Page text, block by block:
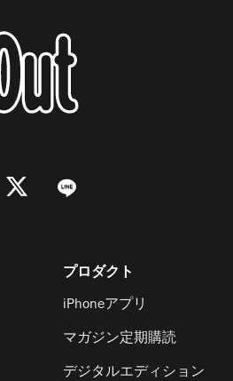
プロダクト
iPhoneアプリ
マガジン定期購読
デジタルエディション